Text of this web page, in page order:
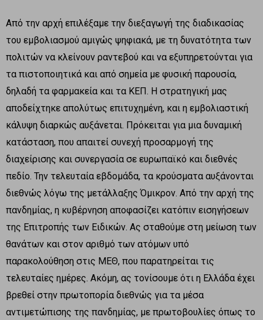
Από την αρχή επιλέξαμε την διεξαγωγή της διαδικασίας
του εμβολιασμού αμιγώς ψηφιακά, με τη δυνατότητα των
πολιτών να κλείνουν ραντεβού και να εξυπηρετούνται για
τα πιστοποιητικά και από σημεία με φυσική παρουσία,
δηλαδή τα φαρμακεία και τα ΚΕΠ. Η στρατηγική μας
αποδείχτηκε απολύτως επιτυχημένη, και η εμβολιαστική
κάλυψη διαρκώς αυξάνεται. Πρόκειται για μια δυναμική
κατάσταση, που απαιτεί συνεχή προσαρμογή της
διαχείρισης και συνεργασία σε ευρωπαϊκό και διεθνές
πεδίο. Την τελευταία εβδομάδα, τα κρούσματα αυξάνονται
διεθνώς λόγω της μετάλλαξης Όμικρον. Από την αρχή της
πανδημίας, η κυβέρνηση αποφασίζει κατόπιν εισηγήσεων
της Επιτροπής των Ειδικών. Ας σταθούμε στη μείωση των
θανάτων και στον αριθμό των ατόμων υπό
παρακολούθηση στις ΜΕΘ, που παρατηρείται τις
τελευταίες ημέρες. Ακόμη, ας τονίσουμε ότι η Ελλάδα έχει
βρεθεί στην πρωτοπορία διεθνώς για τα μέσα
αντιμετώπισης της πανδημίας, με πρωτοβουλίες όπως το